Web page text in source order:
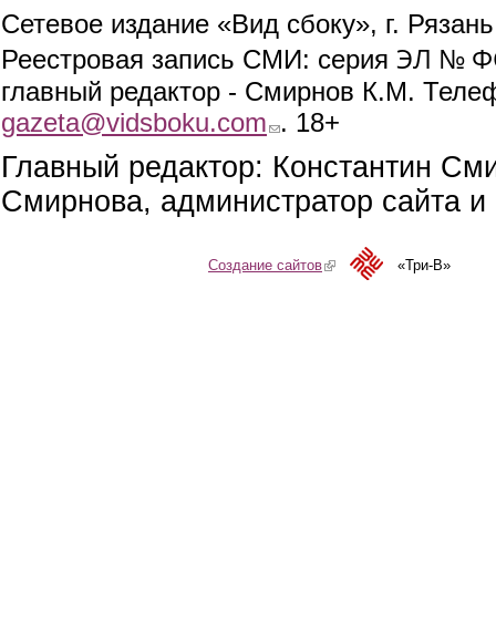
Сетевое издание «Вид сбоку», г.
Реестровая запись СМИ: серия ЭЛ №
главный редактор - Смирнов К.М.
gazeta@vidsboku.com (link sends e-mail)
. 18+
Главный редактор: Константин
Смирнова, администратор сайта
Создание сайтов(link is external)«Три-В»